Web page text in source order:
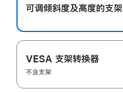
可调倾斜度及高‍度的支‍架
VESA 支架转换器
不含支架